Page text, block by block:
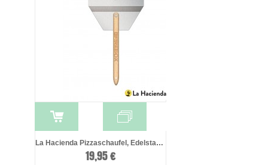
La Hacienda Pizzaschaufel, Edelstahl, ku ...
19,95 €